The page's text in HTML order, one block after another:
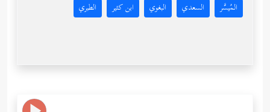
المُيسَّر السعدي البغوي ابن كثير الطبري